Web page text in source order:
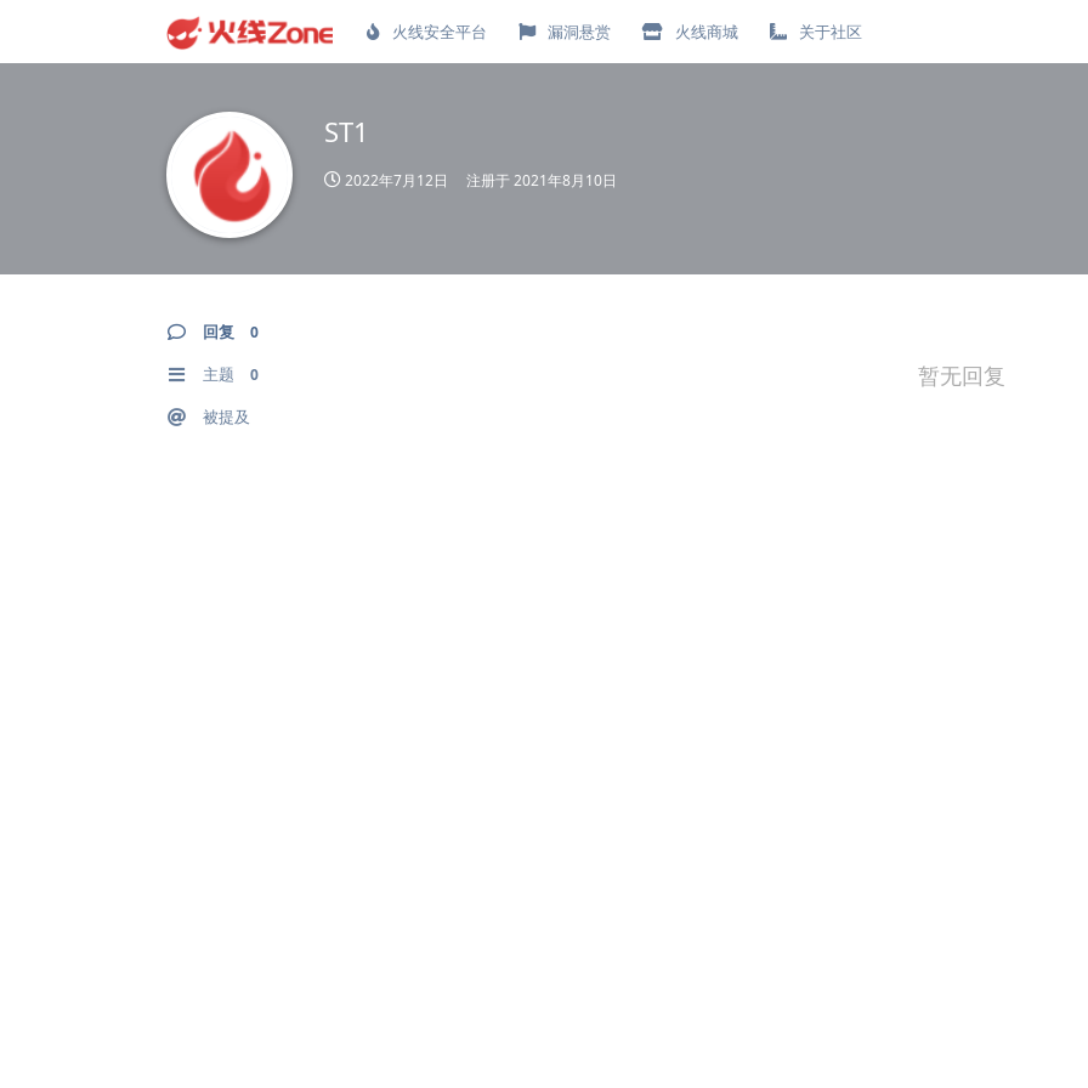
火线安全平台 漏洞悬赏 火线商城 关于社区
ST1
2022年7月12日 注册于2021年8月10日
回复 0
主题 0
被提及
暂无回复